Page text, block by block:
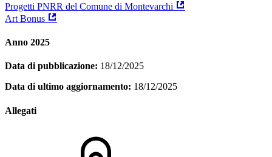
Progetti PNRR del Comune di Montevarchi
Art Bonus
Anno 2025
Data di pubblicazione: 18/12/2025
Data di ultimo aggiornamento: 18/12/2025
Allegati